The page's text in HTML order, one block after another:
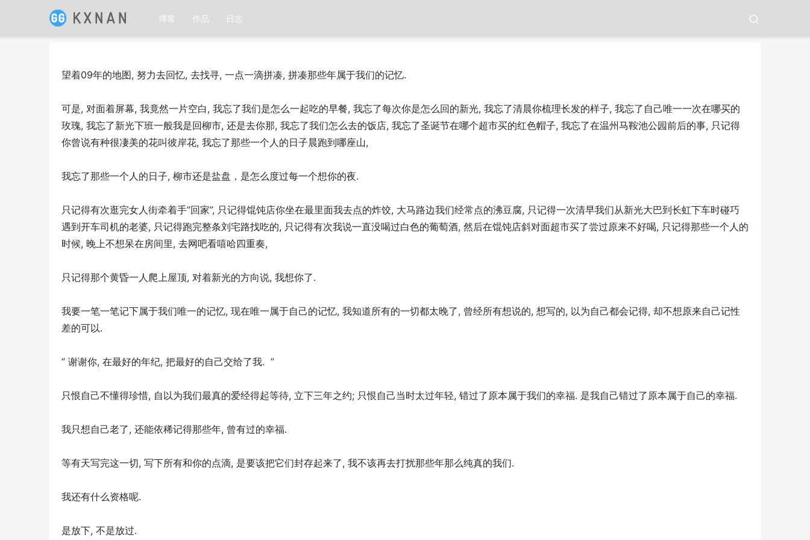
博客 作品 日志
望着09年的地图, 努力去回忆, 去找寻, 一点一滴拼凑, 拼凑那些年属于我们的记忆.
可是, 对面着屏幕, 我竟然一片空白, 我忘了我们是怎么一起吃的早餐, 我忘了每次你是怎么回的新光, 我忘了清晨你梳理长发的样子, 我忘了自己唯一一次在哪买的
玫瑰, 我忘了新光下班一般我是回柳市, 还是去你那, 我忘了我们怎么去的饭店, 我忘了圣诞节在哪个超市买的红色帽子, 我忘了在温州马鞍池公园前后的事, 只记得
你曾说有种很凄美的花叫彼岸花, 我忘了那些一个人的日子晨跑到哪座山,
我忘了那些一个人的日子, 柳市还是盐盘，是怎么度过每一个想你的夜.
只记得有次逛完女人街牵着手”回家”, 只记得馄饨店你坐在最里面我去点的炸饺, 大马路边我们经常点的沸豆腐, 只记得一次清早我们从新光大巴到长虹下车时碰巧
遇到开车司机的老婆, 只记得跑完整条刘宅路找吃的, 只记得有次我说一直没喝过白色的葡萄酒, 然后在馄饨店斜对面超市买了尝过原来不好喝, 只记得那些一个人的
时候, 晚上不想呆在房间里, 去网吧看嘻哈四重奏,
只记得那个黄昏一人爬上屋顶, 对着新光的方向说, 我想你了.
我要一笔一笔记下属于我们唯一的记忆, 现在唯一属于自己的记忆, 我知道所有的一切都太晚了, 曾经所有想说的, 想写的, 以为自己都会记得, 却不想原来自己记性
差的可以.
” 谢谢你, 在最好的年纪, 把最好的自己交给了我.  ”
只恨自己不懂得珍惜, 自以为我们最真的爱经得起等待, 立下三年之约; 只恨自己当时太过年轻, 错过了原本属于我们的幸福. 是我自己错过了原本属于自己的幸福.
我只想自己老了, 还能依稀记得那些年, 曾有过的幸福.
等有天写完这一切, 写下所有和你的点滴, 是要该把它们封存起来了, 我不该再去打扰那些年那么纯真的我们.
我还有什么资格呢.
是放下, 不是放过.